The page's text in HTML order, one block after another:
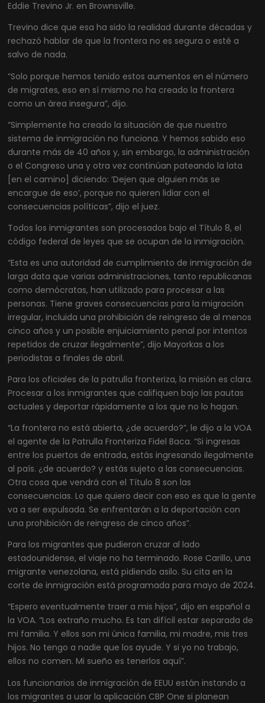
Eddie Trevino Jr. en Brownsville.
Trevino dice que esa ha sido la realidad durante décadas y
rechazó hablar de que la frontera no es segura o esté a
salvo de nada.
“Solo porque hemos tenido estos aumentos en el número
de migrates, eso en sí mismo no ha creado la frontera
como un área insegura”, dijo.
“Simplemente ha creado la situación de que nuestro
sistema de inmigración no funciona. Y hemos sabido eso
durante más de 40 años y, sin embargo, la administración
o el Congreso una y otra vez continúan pateando la lata
[en el camino] diciendo: ‘Dejen que alguien más se
encargue de eso’, porque no quieren lidiar con el
consecuencias políticas”, dijo el juez.
Todos los inmigrantes son procesados bajo el Título 8, el
código federal de leyes que se ocupan de la inmigración.
“Esta es una autoridad de cumplimiento de inmigración de
larga data que varias administraciones, tanto republicanas
como demócratas, han utilizado para procesar a las
personas. Tiene graves consecuencias para la migración
irregular, incluida una prohibición de reingreso de al menos
cinco años y un posible enjuiciamiento penal por intentos
repetidos de cruzar ilegalmente”, dijo Mayorkas a los
periodistas a finales de abril.
Para los oficiales de la patrulla fronteriza, la misión es clara.
Procesar a los inmigrantes que califiquen bajo las pautas
actuales y deportar rápidamente a los que no lo hagan.
“La frontera no está abierta, ¿de acuerdo?”, le dijo a la VOA
el agente de la Patrulla Fronteriza Fidel Baca. “Si ingresas
entre los puertos de entrada, estás ingresando ilegalmente
al país. ¿de acuerdo? y estás sujeto a las consecuencias.
Otra cosa que vendrá con el Título 8 son las
consecuencias. Lo que quiero decir con eso es que la gente
va a ser expulsada. Se enfrentarán a la deportación con
una prohibición de reingreso de cinco años”.
Para los migrantes que pudieron cruzar al lado
estadounidense, el viaje no ha terminado. Rose Carillo, una
migrante venezolana, está pidiendo asilo. Su cita en la
corte de inmigración está programada para mayo de 2024.
“Espero eventualmente traer a mis hijos”, dijo en español a
la VOA. “Los extraño mucho. Es tan difícil estar separada de
mi familia. Y ellos son mi única familia, mi madre, mis tres
hijos. No tengo a nadie que los ayude. Y si yo no trabajo,
ellos no comen. Mi sueño es tenerlos aquí”.
Los funcionarios de inmigración de EEUU están instando a
los migrantes a usar la aplicación CBP One si planean